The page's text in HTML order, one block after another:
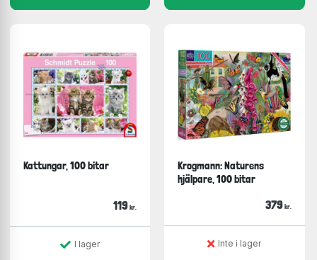
Kattungar, 100 bitar
119 kr.
I lager
Krogmann: Naturens
hjälpare, 100 bitar
379 kr.
Inte i lager